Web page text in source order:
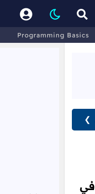
Programming Basics
❯
في